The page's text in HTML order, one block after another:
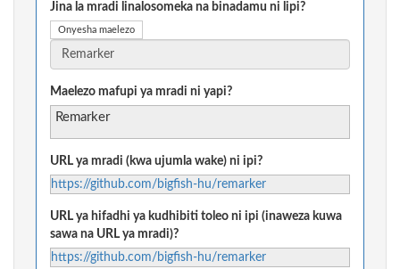
Jina la mradi linalosomeka na binadamu ni lipi?
Onyesha maelezo
Maelezo mafupi ya mradi ni yapi?
Remarker
URL ya mradi (kwa ujumla wake) ni ipi?
https://github.com/bigfish-hu/remarker
URL ya hifadhi ya kudhibiti toleo ni ipi (inaweza kuwa
sawa na URL ya mradi)?
https://github.com/bigfish-hu/remarker